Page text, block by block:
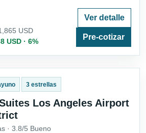
USD
USD · 6%
Ver detalle
Pre-cotizar
3 estrellas
Los Angeles Airport
· 3.8/5 Bueno